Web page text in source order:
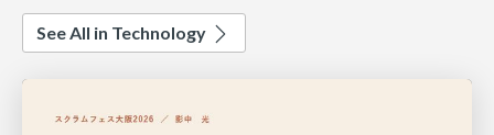
See All in Technology